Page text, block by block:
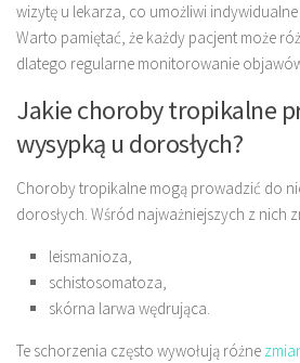
wizytę u lekarza, co umożliwi
Warto pamiętać, że każdy pacjent może
dlatego regularne monitorowanie
Jakie choroby tropikalne
wysypką u dorosłych?
Choroby tropikalne mogą prowadzić do
dorosłych. Wśród najważniejszych z nich
leismanioza,
schistosomatoza,
skórna larwa wędrująca.
Te schorzenia często wywołują różne